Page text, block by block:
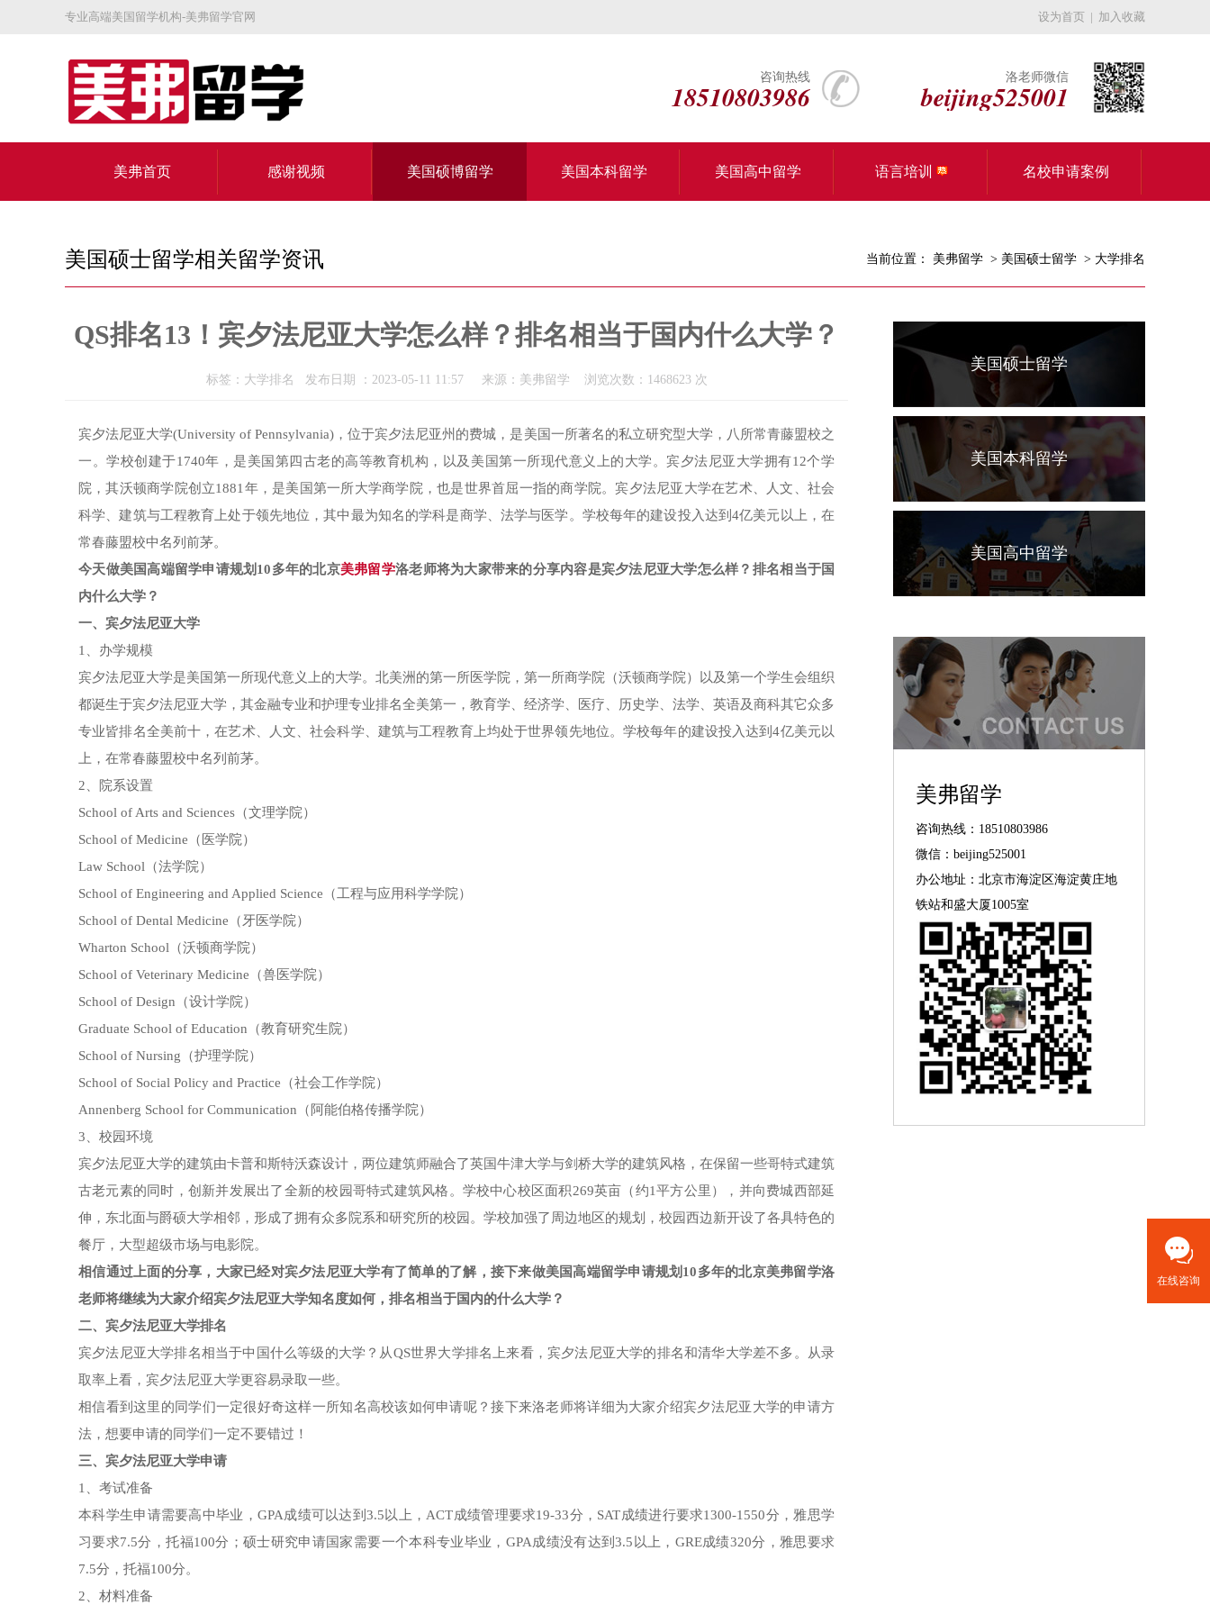
专业高端美国留学机构-美弗留学官网 设为首页 | 加入收藏
洛老师微信
beijing525001
咨询热线
18510803986
美弗首页 感谢视频 美国硕博留学 美国本科留学 美国高中留学 语言培训 名校申请案例
美国硕士留学相关留学资讯 当前位置： 美弗留学 > 美国硕士留学 > 大学排名
QS排名13！宾夕法尼亚大学怎么样？排名相当于国内什么大学？
标签：大学排名 发布日期 ：2023-05-11 11:57 来源：美弗留学 浏览次数：1468623 次
宾夕法尼亚大学(University of Pennsylvania)，位于宾夕法尼亚州的费城，是美国一所著名的私立研究型大学，八所常青藤盟校之
一。学校创建于1740年，是美国第四古老的高等教育机构，以及美国第一所现代意义上的大学。宾夕法尼亚大学拥有12个学
院，其沃顿商学院创立1881年，是美国第一所大学商学院，也是世界首屈一指的商学院。宾夕法尼亚大学在艺术、人文、社会
科学、建筑与工程教育上处于领先地位，其中最为知名的学科是商学、法学与医学。学校每年的建设投入达到4亿美元以上，在
常春藤盟校中名列前茅。
今天做美国高端留学申请规划10多年的北京美弗留学洛老师将为大家带来的分享内容是宾夕法尼亚大学怎么样？排名相当于国
内什么大学？
一、宾夕法尼亚大学
1、办学规模
宾夕法尼亚大学是美国第一所现代意义上的大学。北美洲的第一所医学院，第一所商学院（沃顿商学院）以及第一个学生会组织
都诞生于宾夕法尼亚大学，其金融专业和护理专业排名全美第一，教育学、经济学、医疗、历史学、法学、英语及商科其它众多
专业皆排名全美前十，在艺术、人文、社会科学、建筑与工程教育上均处于世界领先地位。学校每年的建设投入达到4亿美元以
上，在常春藤盟校中名列前茅。
2、院系设置
School of Arts and Sciences（文理学院）
School of Medicine（医学院）
Law School（法学院）
School of Engineering and Applied Science（工程与应用科学学院）
School of Dental Medicine（牙医学院）
Wharton School（沃顿商学院）
School of Veterinary Medicine（兽医学院）
School of Design（设计学院）
Graduate School of Education（教育研究生院）
School of Nursing（护理学院）
School of Social Policy and Practice（社会工作学院）
Annenberg School for Communication（阿能伯格传播学院）
3、校园环境
宾夕法尼亚大学的建筑由卡普和斯特沃森设计，两位建筑师融合了英国牛津大学与剑桥大学的建筑风格，在保留一些哥特式建筑
古老元素的同时，创新并发展出了全新的校园哥特式建筑风格。学校中心校区面积269英亩（约1平方公里），并向费城西部延
伸，东北面与爵硕大学相邻，形成了拥有众多院系和研究所的校园。学校加强了周边地区的规划，校园西边新开设了各具特色的
餐厅，大型超级市场与电影院。
相信通过上面的分享，大家已经对宾夕法尼亚大学有了简单的了解，接下来做美国高端留学申请规划10多年的北京美弗留学洛
老师将继续为大家介绍宾夕法尼亚大学知名度如何，排名相当于国内的什么大学？
二、宾夕法尼亚大学排名
宾夕法尼亚大学排名相当于中国什么等级的大学？从QS世界大学排名上来看，宾夕法尼亚大学的排名和清华大学差不多。从录
取率上看，宾夕法尼亚大学更容易录取一些。
相信看到这里的同学们一定很好奇这样一所知名高校该如何申请呢？接下来洛老师将详细为大家介绍宾夕法尼亚大学的申请方
法，想要申请的同学们一定不要错过！
三、宾夕法尼亚大学申请
1、考试准备
本科学生申请需要高中毕业，GPA成绩可以达到3.5以上，ACT成绩管理要求19-33分，SAT成绩进行要求1300-1550分，雅思学
习要求7.5分，托福100分；硕士研究申请国家需要一个本科专业毕业，GPA成绩没有达到3.5以上，GRE成绩320分，雅思要求
7.5分，托福100分。
2、材料准备
美国硕士留学
美国本科留学
美国高中留学
美弗留学
咨询热线：18510803986
微信：beijing525001
办公地址：北京市海淀区海淀黄庄地
铁站和盛大厦1005室
在线咨询